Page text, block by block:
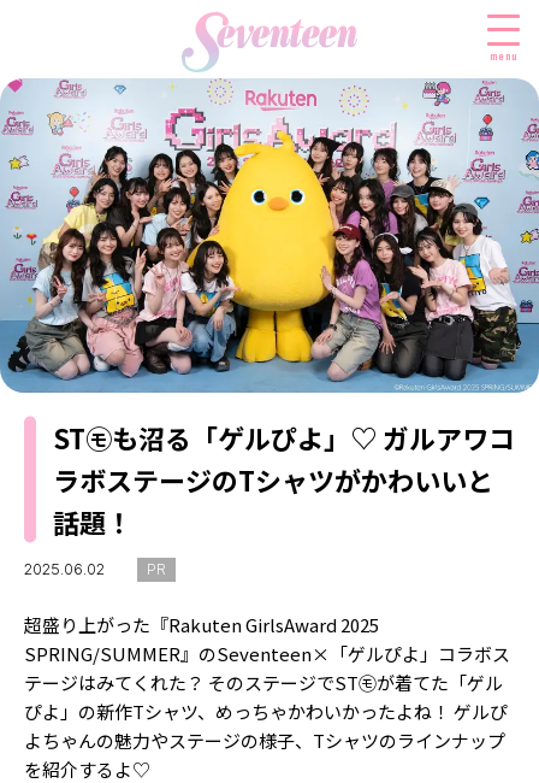
menu
すべての新着記事
FASHION
ファッションニュース
モデル私服
着回し
着痩せ
BEAUTY
ビューティニュース
トレンドメイク
ヘアアレンジ・ヘアケア
スキンケア
ボディケア
SCHOOL
スクールニュース
制服コーデ
学校ヘアメイク
勉強・受験・進路
ENTERTAINMENT
エンタメニュース
なにわ男子
K-POP
LIFESTYLE
ライフスタイルニュース
JKランキング・アワード
モデルの購入品
お悩み相談
JK TREND
JKトレンドニュース
MODELS
TikTok
Instagram
YouTube
ST㋲も沼る「ゲルぴよ」♡ ガルアワコ
ラボステージのTシャツがかわいいと
話題！
2025.06.02 PR
超盛り上がった『Rakuten GirlsAward 2025
SPRING/SUMMER』のSeventeen×「ゲルぴよ」コラボス
テージはみてくれた？ そのステージでST㋲が着てた「ゲル
ぴよ」の新作Tシャツ、めっちゃかわいかったよね！ ゲルぴ
よちゃんの魅力やステージの様子、Tシャツのラインナップ
を紹介するよ♡